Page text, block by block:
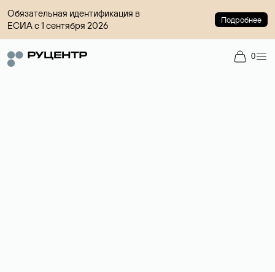
Обязательная идентификация в
ЕСИА с 1 сентября 2026
Подробнее
0